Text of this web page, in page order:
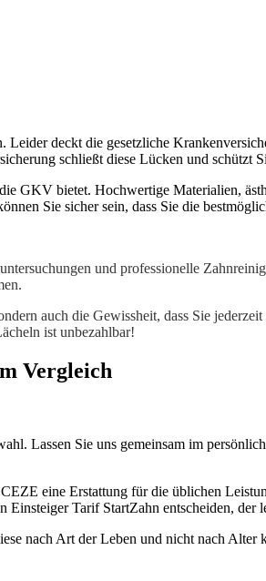
deckt die gesetzliche
schließt diese Lücken und schützt
GKV bietet. Hochwertige Materialien,
Sie sicher sein, dass Sie die
und professionelle
auch die Gewissheit, dass Sie
ist unbezahlbar!
Vergleich
Lassen Sie uns gemeinsam im
eine Erstattung für die üblichen
Einsteiger Tarif StartZahn entscheiden,
nach Art der Leben und nicht nach